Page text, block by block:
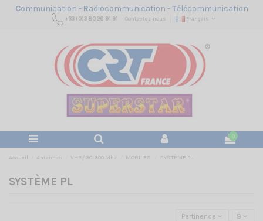
Communication - Radiocommunication -Télécommunication
+33 (0)3 80 26 91 91 Contactez-nous Français
0
Accueil Antennes VHF / 30-300 Mhz MOBILES SYSTÈME PL
SYSTÈME PL
Pertinence 9